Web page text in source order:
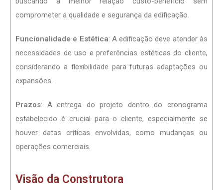
comprometer a qualidade e segurança da edificação.
Funcionalidade e Estética: A edificação deve atender às
necessidades de uso e preferências estéticas do cliente,
considerando a flexibilidade para futuras adaptações ou
expansões.
Prazos: A entrega do projeto dentro do cronograma
estabelecido é crucial para o cliente, especialmente se
houver datas críticas envolvidas, como mudanças ou
operações comerciais.
Visão da Construtora